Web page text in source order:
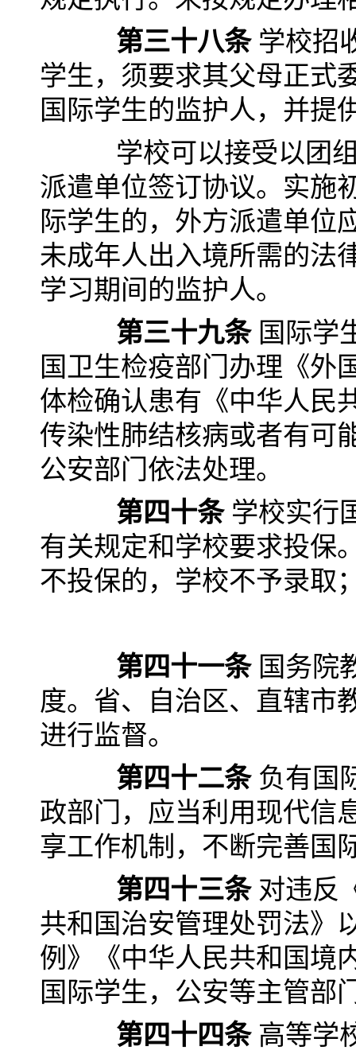
第三十八条 学校招
学生，须要求其父母正式
国际学生的监护人，并提
学校可以接受以团组
派遣单位签订协议。实施
际学生的，外方派遣单位
未成年人出入境所需的法
学习期间的监护人。
第三十九条国际学
国卫生检疫部门办理《外
体检确认患有《中华人民
传染性肺结核病或者有可
公安部门依法处理。
第四十条学校实行
有关规定和学校要求投保
不投保的，学校不予录取
第四十一条国务院
度。省、自治区、直辖市
进行监督。
第四十二条负有国
政部门，应当利用现代信
享工作机制，不断完善国
第四十三条 对违反
共和国治安管理处罚法》
例》《中华人民共和国境
国际学生，公安等主管部
第四十四条高等学